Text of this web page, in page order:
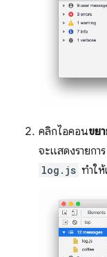
คลิกไอคอนขย
จะแสดงรายก
log.js ทำให้